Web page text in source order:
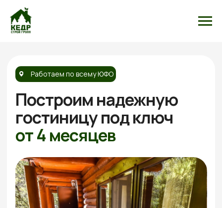
Построим надежную
гостиницупод ключ
от 4 месяцев